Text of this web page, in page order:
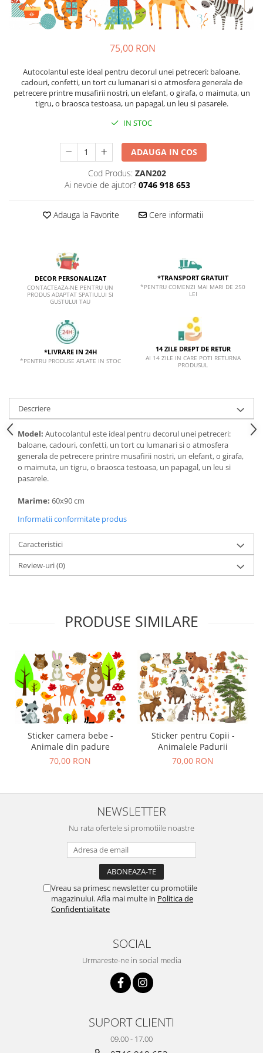
Sticker Harta Lumii
Stickere Cu Model Repetitiv
Stickere Pentru Bucatarie
Stickere pentru Usi
Stickere pentru Scari
Stickere Semnalistica
Stickere Panou Poze
75,00 RON
Autocolantul este ideal pentru decorul unei petreceri: baloane,
cadouri, confetti, un tort cu lumanari si o atmosfera generala de
petrecere printre musafirii nostri, un elefant, o girafa, o maimuta, un
tigru, o braosca testoasa, un papagal, un leu si pasarele.
IN STOC
ADAUGA IN COS
Cod Produs: ZAN202
Ai nevoie de ajutor? 0746 918 653
Adauga la Favorite Cere informatii
DECOR PERSONALIZAT
CONTACTEAZA-NE PENTRU UN
PRODUS ADAPTAT SPATIULUI SI
GUSTULUI TAU
*TRANSPORT GRATUIT
*PENTRU COMENZI MAI MARI DE 250
LEI
*LIVRARE IN 24H
*PENTRU PRODUSE AFLATE IN STOC
14 ZILE DREPT DE RETUR
AI 14 ZILE IN CARE POTI RETURNA
PRODUSUL
Descriere
Model: Autocolantul este ideal pentru decorul unei petreceri:
baloane, cadouri, confetti, un tort cu lumanari si o atmosfera
generala de petrecere printre musafirii nostri, un elefant, o girafa,
o maimuta, un tigru, o braosca testoasa, un papagal, un leu si
pasarele.
Marime: 60x90 cm
Informatii conformitate produs
Caracteristici
Review-uri(0)
PRODUSE SIMILARE
Sticker camera bebe -
Animale din padure
70,00 RON
Sticker pentru Copii -
Animalele Padurii
70,00 RON
NEWSLETTER
Nu rata ofertele si promotiile noastre
Vreau sa primesc newsletter cu promotiile
magazinului. Afla mai multe in Politica de
Confidentialitate
SOCIAL
Urmareste-ne in social media
SUPORT CLIENTI
09.00 - 17.00